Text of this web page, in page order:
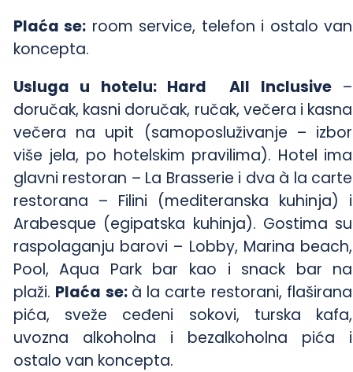
Plaća se: room service, telefon i ostalo van
koncepta.
Usluga u hotelu: Hard All Inclusive–
doručak, kasni doručak, ručak, večera i kasna
večera na upit (samoposluživanje – izbor
više jela, po hotelskim pravilima). Hotel ima
glavni restoran – La Brasserie i dva à la carte
restorana – Filini (mediteranska kuhinja) i
Arabesque (egipatska kuhinja). Gostima su
raspolaganju barovi – Lobby, Marina beach,
Pool, Aqua Park bar kao i snack bar na
plaži. Plaća se: à la carte restorani, flaširana
pića, sveže ceđeni sokovi, turska kafa,
uvozna alkoholna i bezalkoholna pića i
ostalo van koncepta.